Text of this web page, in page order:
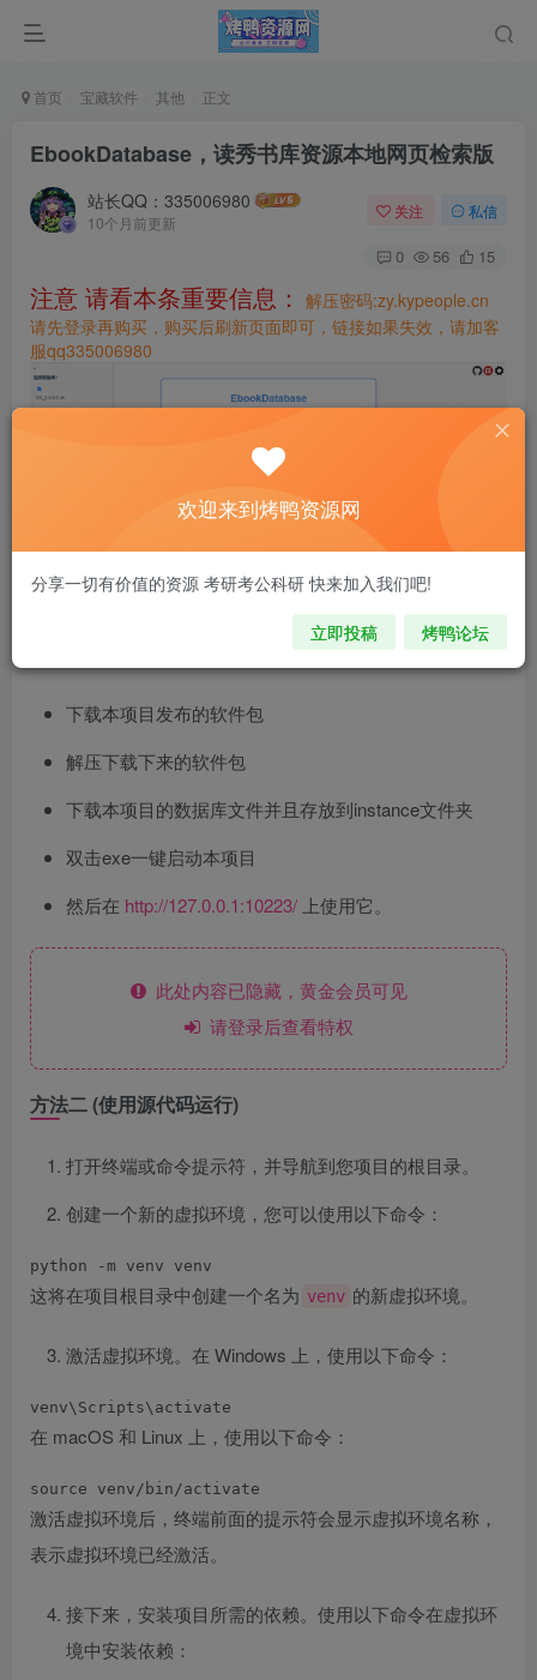
首页 宝藏软件 其他 正文
EbookDatabase，读秀书库资源本地网页检索版
站长QQ：335006980
10个月前更新
关注 私信
0 56 15
注意 请看本条重要信息：
解压密码:zy.kypeople.cn
请先登录再购买，购买后刷新页面即可，链接如果失效，请加客
服qq335006980
下载本项目发布的软件包
解压下载下来的软件包
下载本项目的数据库文件并且存放到instance文件夹
双击exe一键启动本项目
然后在 http://127.0.0.1:10223/ 上使用它。
此处内容已隐藏，黄金会员可见
请登录后查看特权
方法二 (使用源代码运行)
打开终端或命令提示符，并导航到您项目的根目录。
创建一个新的虚拟环境，您可以使用以下命令：
python -m venv venv
这将在项目根目录中创建一个名为 venv 的新虚拟环境。
激活虚拟环境。在 Windows 上，使用以下命令：
venv\Scripts\activate
在 macOS 和 Linux 上，使用以下命令：
source venv/bin/activate
激活虚拟环境后，终端前面的提示符会显示虚拟环境名称，
表示虚拟环境已经激活。
接下来，安装项目所需的依赖。使用以下命令在虚拟环
境中安装依赖：
欢迎来到烤鸭资源网
分享一切有价值的资源 考研考公科研 快来加入我们吧!
立即投稿 烤鸭论坛